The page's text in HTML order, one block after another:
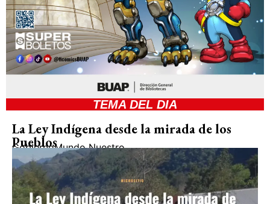
TEMA DEL DIA
La Ley Indígena desde la mirada de los
Pueblos
GobiernoMundo Nuestro